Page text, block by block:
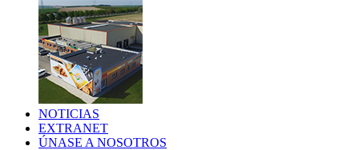
NOTICIAS
EXTRANET
ÚNASE A NOSOTROS